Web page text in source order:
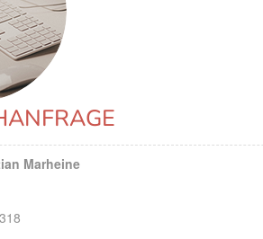
Marheine